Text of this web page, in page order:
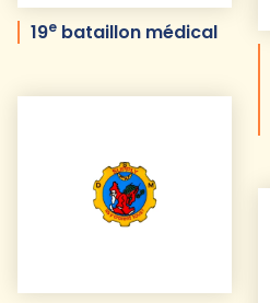
19e bataillon médical